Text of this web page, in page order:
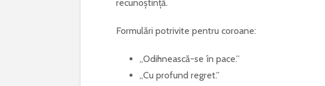
recunoștință.
Formulări potrivite pentru coroane:
„Odihnească-se în pace.”
„Cu profund regret.”